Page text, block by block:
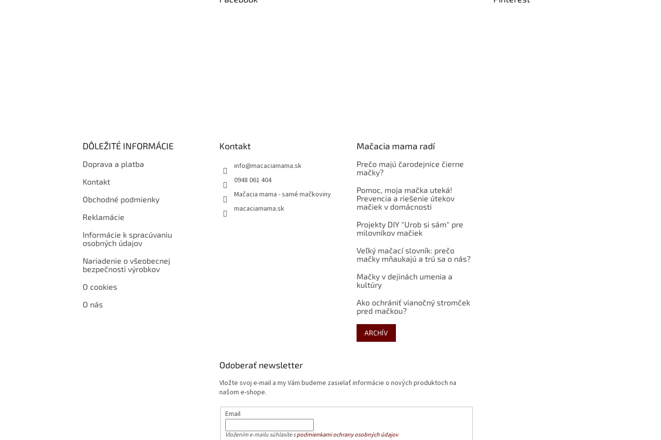
DÔLEŽITÉ INFORMÁCIE
Doprava a platba
Kontakt
Obchodné podmienky
Reklamácie
Informácie k spracúvaniu
osobných údajov
Nariadenie o všeobecnej
bezpečnosti výrobkov
O cookies
O nás
Kontakt
info@macaciamama.sk
0948 061 404
Mačacia mama - samé mačkoviny
macaciamama.sk
Mačacia mama radí
Prečo majú čarodejnice čierne
mačky?
Pomoc, moja mačka uteká!
Prevencia a riešenie útekov
mačiek v domácnosti
Projekty DIY "Urob si sám" pre
milovníkov mačiek
Veľký mačací slovník: prečo
mačky mňaukajú a trú sa o nás?
Mačky v dejinách umenia a
kultúry
Ako ochrániť vianočný stromček
pred mačkou?
ARCHÍV
Odoberať newsletter
Vložte svoj e-mail a my Vám budeme zasielať informácie o nových produktoch na
našom e-shope.
Email
Vložením e-mailu súhlasíte spodmienkami ochrany osobných údajov